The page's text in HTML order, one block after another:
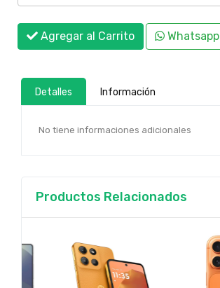
Agregar al Carrito Whatsapp
Detalles Información
No tiene informaciones adicionales
Productos Relacionados